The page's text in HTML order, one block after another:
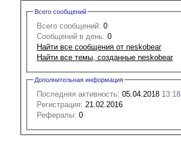
Всего сообщений
Всего сообщений: 0
Сообщений в день: 0
Найти все сообщения от neskobear
Найти все темы, созданные neskobear
Дополнительная информация
Последняя активность: 05.04.2018 13:18
Регистрация: 21.02.2016
Рефералы: 0